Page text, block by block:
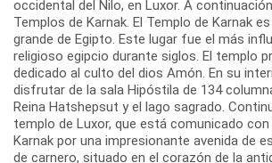
occidental del Nilo, en Luxor. A
Templos de Karnak. El Templo de Karnak
grande de Egipto. Este lugar fue el más
religioso egipcio durante siglos. El templo
dedicado al culto del dios Amón. En su
disfrutar de la sala Hipóstila de 134
Reina Hatshepsut y el lago sagrado.
templo de Luxor, que está comunicado
Karnak por una impresionante avenida de
de carnero, situado en el corazón de la